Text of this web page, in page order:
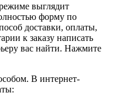
выглядит
форму по
доставки, оплаты,
к заказу написать
вас найти. Нажмите
В интернет-